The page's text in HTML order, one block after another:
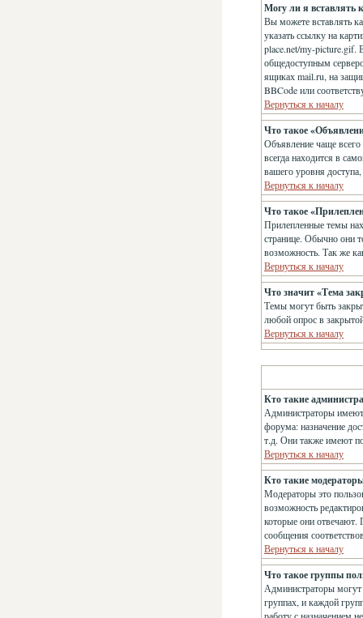
Могу ли я вставлять
Вы можете вставлять
указать ссылку на
place.net/my-picture.gif.
общедоступным
ящиках mail.ru, на
BBCode или
Вернуться к началу
Что такое
Объявление чаще
всегда находится в
вашего уровня
Вернуться к началу
Что такое
Прилепленные темы
странице. Обычно они
возможность. Так же
Вернуться к началу
Что значит «Тема
Темы могут быть
любой опрос в
Вернуться к началу
Кто такие
Администраторы
форума: назначение
т.д. Они также имеют
Вернуться к началу
Кто такие
Модераторы это
возможность
которые они отвечают.
сообщения
Вернуться к началу
Что такое группы
Администраторы могут
группах, и каждой